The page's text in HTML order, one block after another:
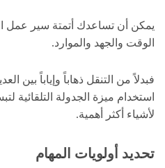
يمكن أن تساعدك أتمتة سير عمل
الوقت والجهد والموارد.
فبدلاً من التنقل ذهاباً وإياباً بين
استخدام ميزة الجدولة التلقائية
لأشياء أكثر أهمية.
تحديد أولويات المهام